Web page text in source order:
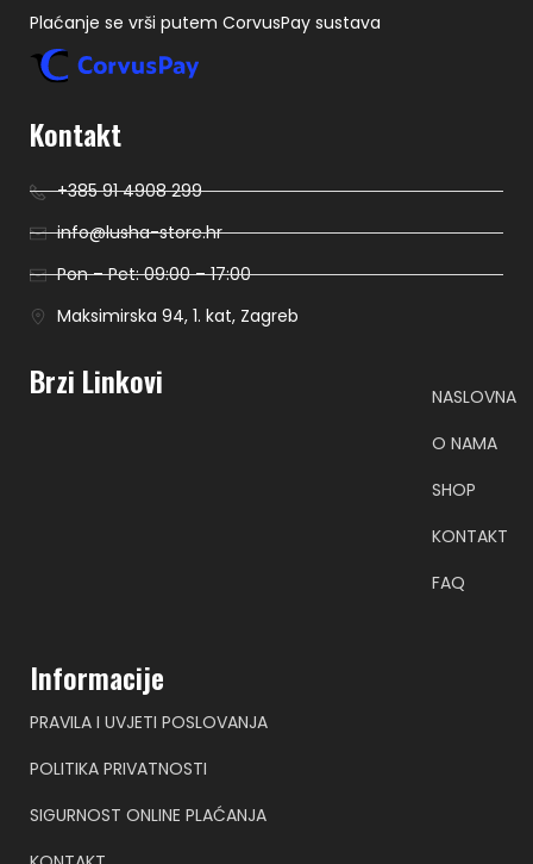
Plaćanje se vrši putem CorvusPay sustava
Kontakt
+385 91 4908 299
info@lusha-store.hr
Pon – Pet: 09:00 – 17:00
Maksimirska 94, 1. kat, Zagreb
Brzi Linkovi
NASLOVNA
O NAMA
SHOP
KONTAKT
FAQ
Informacije
PRAVILA I UVJETI POSLOVANJA
POLITIKA PRIVATNOSTI
SIGURNOST ONLINE PLAĆANJA